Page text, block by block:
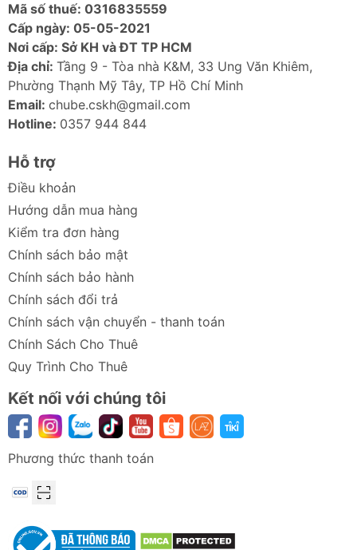
Mã số thuế: 0316835559
Cấp ngày: 05-05-2021
Nơi cấp: Sở KH và ĐT TP HCM
Địa chỉ: Tầng 9 - Tòa nhà K&M, 33 Ung Văn Khiêm,
Phường Thạnh Mỹ Tây, TP Hồ Chí Minh
Email: chube.cskh@gmail.com
Hotline: 0357 944 844
Hỗ trợ
Điều khoản
Hướng dẫn mua hàng
Kiểm tra đơn hàng
Chính sách bảo mật
Chính sách bảo hành
Chính sách đổi trả
Chính sách vận chuyển - thanh toán
Chính Sách Cho Thuê
Quy Trình Cho Thuê
Kết nối với chúng tôi
Phương thức thanh toán